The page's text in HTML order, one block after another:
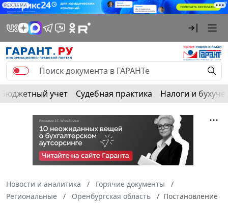
РЕКЛАМА
Бюджетный учет Судебная практика Налоги и
Новости и аналитика
Горячие документы
Региональные
Оренбургская область
Постановление